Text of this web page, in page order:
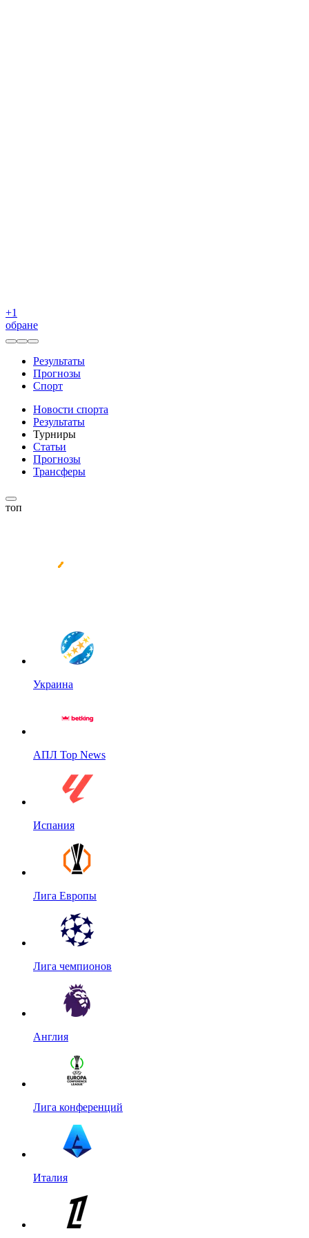
+1
обране
Результаты
Прогнозы
Спорт
Новости спорта
Результаты
Турниры
Статьи
Прогнозы
Трансферы
топ
Украина
АПЛ Top News
Испания
Лига Европы
Лига чемпионов
Англия
Лига конференций
Италия